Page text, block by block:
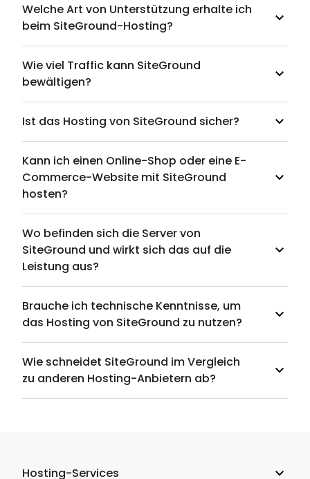
Welche Art von Unterstützung erhalte ich
beim SiteGround-Hosting?
Wie viel Traffic kann SiteGround
bewältigen?
Ist das Hosting von SiteGround sicher?
Kann ich einen Online-Shop oder eine E-
Commerce-Website mit SiteGround
hosten?
Wo befinden sich die Server von
SiteGround und wirkt sich das auf die
Leistung aus?
Brauche ich technische Kenntnisse, um
das Hosting von SiteGround zu nutzen?
Wie schneidet SiteGround im Vergleich
zu anderen Hosting-Anbietern ab?
Hosting-Services